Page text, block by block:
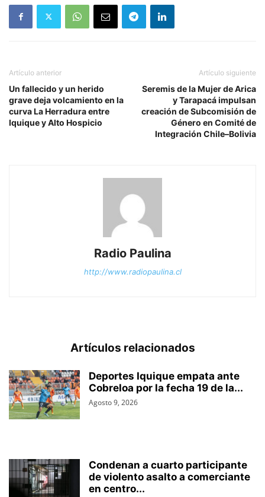
Artículo anterior
Un fallecido y un herido
grave deja volcamiento en la
curva La Herradura entre
Iquique y Alto Hospicio
Artículo siguiente
Seremis de la Mujer de Arica
y Tarapacá impulsan
creación de Subcomisión de
Género en Comité de
Integración Chile–Bolivia
Radio Paulina
http://www.radiopaulina.cl
Artículos relacionados
Deportes Iquique empata ante
Cobreloa por la fecha 19 de la...
Agosto 9, 2026
Condenan a cuarto participante
de violento asalto a comerciante
en centro...